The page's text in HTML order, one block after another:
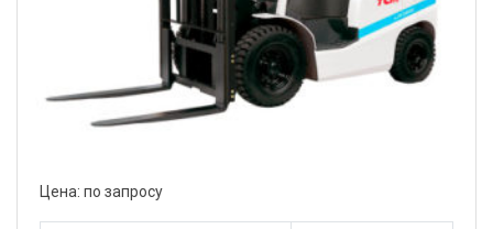
Цена: по запросу